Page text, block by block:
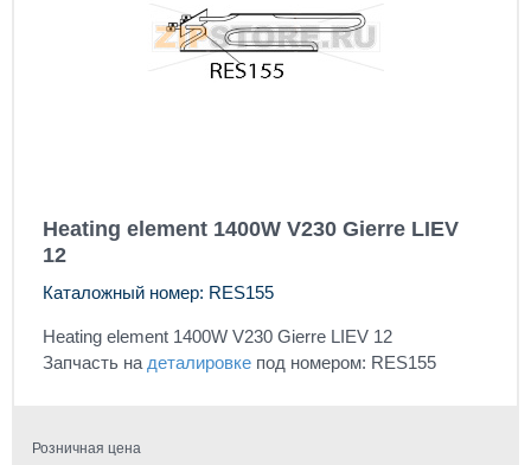
Heating element 1400W V230 Gierre LIEV
12
Каталожный номер: RES155
Heating element 1400W V230 Gierre LIEV 12
Запчасть на деталировке под номером: RES155
Розничная цена